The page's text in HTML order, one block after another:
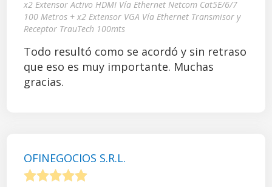
x2 Extensor Activo HDMI Vía Ethernet Netcom Cat5E/6/7
100 Metros + x2 Extensor VGA Vía Ethernet Transmisor y
Receptor TrauTech 100mts
Todo resultó como se acordó y sin retraso
que eso es muy importante. Muchas
gracias.
OFINEGOCIOS S.R.L.